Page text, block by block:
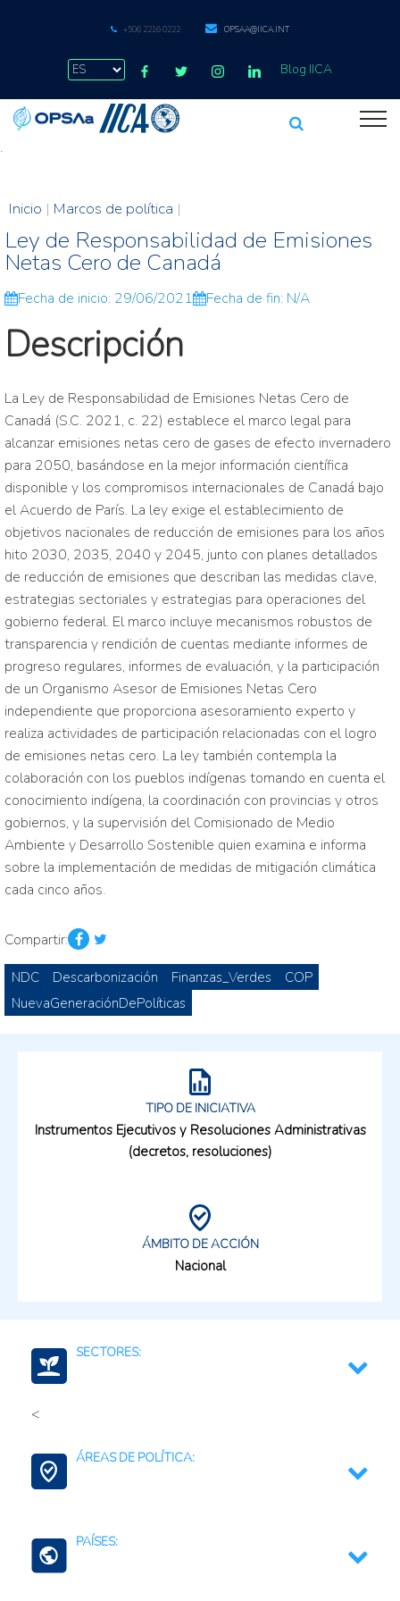
+506 2216 0222 OPSAA@IICA.INT
Blog IICA
.
Inicio | Marcos de política |
Ley de Responsabilidad de Emisiones
Netas Cero de Canadá
Fecha de inicio: 29/06/2021 Fecha de fin: N/A
Descripción
La Ley de Responsabilidad de Emisiones Netas Cero de
Canadá (S.C. 2021, c. 22) establece el marco legal para
alcanzar emisiones netas cero de gases de efecto invernadero
para 2050, basándose en la mejor información científica
disponible y los compromisos internacionales de Canadá bajo
el Acuerdo de París. La ley exige el establecimiento de
objetivos nacionales de reducción de emisiones para los años
hito 2030, 2035, 2040 y 2045, junto con planes detallados
de reducción de emisiones que describan las medidas clave,
estrategias sectoriales y estrategias para operaciones del
gobierno federal. El marco incluye mecanismos robustos de
transparencia y rendición de cuentas mediante informes de
progreso regulares, informes de evaluación, y la participación
de un Organismo Asesor de Emisiones Netas Cero
independiente que proporciona asesoramiento experto y
realiza actividades de participación relacionadas con el logro
de emisiones netas cero. La ley también contempla la
colaboración con los pueblos indígenas tomando en cuenta el
conocimiento indígena, la coordinación con provincias y otros
gobiernos, y la supervisión del Comisionado de Medio
Ambiente y Desarrollo Sostenible quien examina e informa
sobre la implementación de medidas de mitigación climática
cada cinco años.
Compartir:
NDC Descarbonización Finanzas_Verdes
COP
NuevaGeneraciónDePolíticas
TIPO DE INICIATIVA
Instrumentos Ejecutivos y Resoluciones Administrativas
(decretos, resoluciones)
ÁMBITO DE ACCIÓN
Nacional
SECTORES:
<
Ciencia, tecnología e innovación
Medio ambiente y recursos naturales
ÁREAS DE POLÍTICA:
Conservación de la Biodiversidad
Gestión de Territorios
PAÍSES: